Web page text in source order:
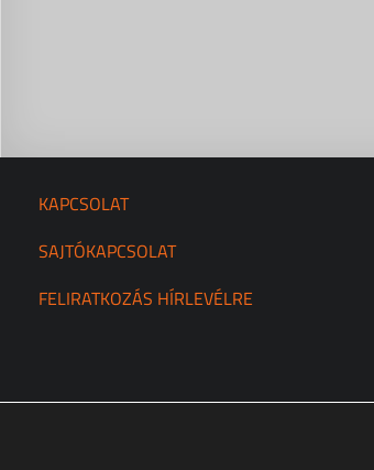
KAPCSOLAT
SAJTÓKAPCSOLAT
FELIRATKOZÁS HÍRLEVÉLRE